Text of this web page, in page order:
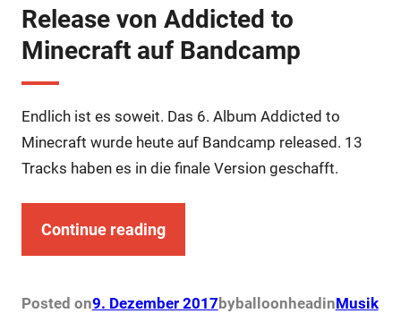
Release von Addicted to
Minecraft auf Bandcamp
Endlich ist es soweit. Das 6. Album Addicted to
Minecraft wurde heute auf Bandcamp released. 13
Tracks haben es in die finale Version geschafft.
Continue reading
Posted on9. Dezember 2017 byballoonhead inMusik